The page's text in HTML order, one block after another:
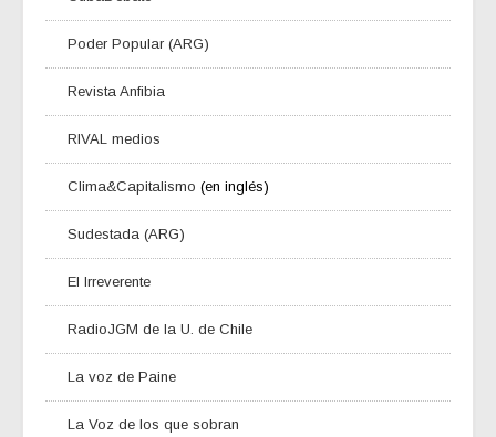
Poder Popular (ARG)
Revista Anfibia
RIVAL medios
Clima&Capitalismo (en inglés)
Sudestada (ARG)
El Irreverente
RadioJGM de la U. de Chile
La voz de Paine
La Voz de los que sobran